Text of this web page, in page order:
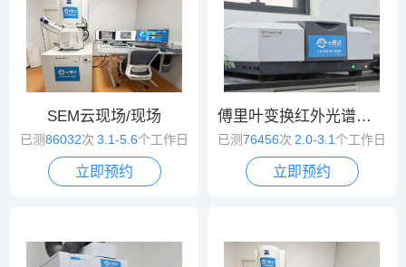
SEM云现场/现场
已测86032次 3.1-5.6个工作日
立即预约
傅里叶变换红外光谱（FT-IR）
已测76456次 2.0-3.1个工作日
立即预约